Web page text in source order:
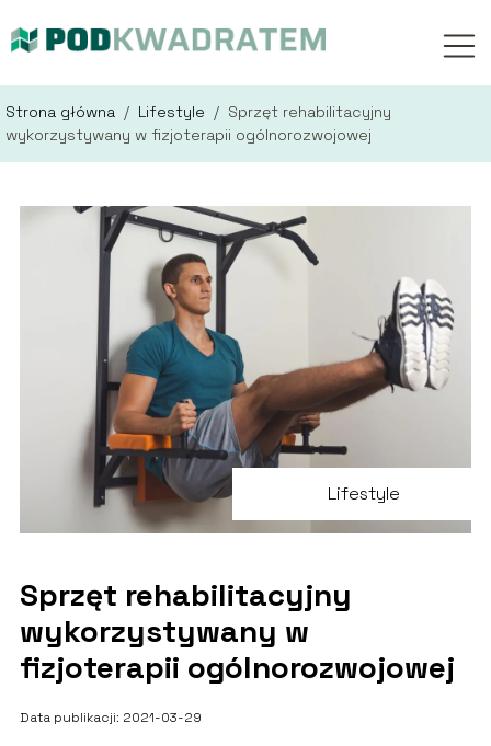
Strona główna / Lifestyle / Sprzęt rehabilitacyjny
wykorzystywany w fizjoterapii ogólnorozwojowej
Lifestyle
Sprzęt rehabilitacyjny
wykorzystywany w
fizjoterapii ogólnorozwojowej
Data publikacji: 2021-03-29